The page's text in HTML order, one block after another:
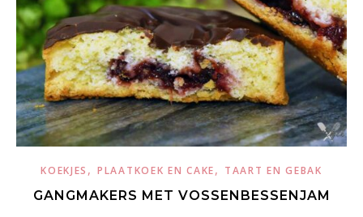
KOEKJES ,PLAATKOEK EN CAKE, TAART EN GEBAK
GANGMAKERS MET VOSSENBESSENJAM